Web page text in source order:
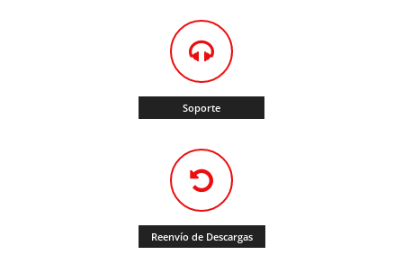
Soporte
Reenvío de Descargas